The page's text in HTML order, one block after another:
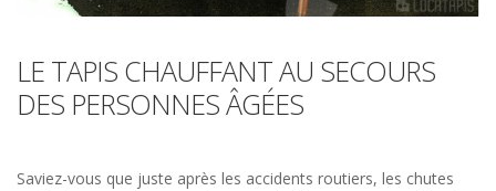
LE TAPIS CHAUFFANT AU SECOURS
DES PERSONNES ÂGÉES
Saviez-vous que juste après les accidents routiers, les chutes